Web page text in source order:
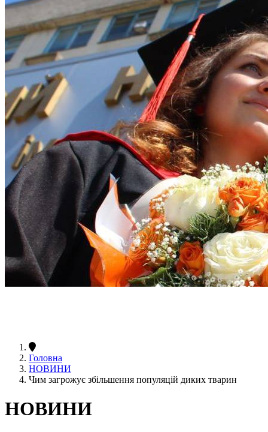
Головна
НОВИНИ
Чим загрожує збільшення популяцій диких тварин
НОВИНИ